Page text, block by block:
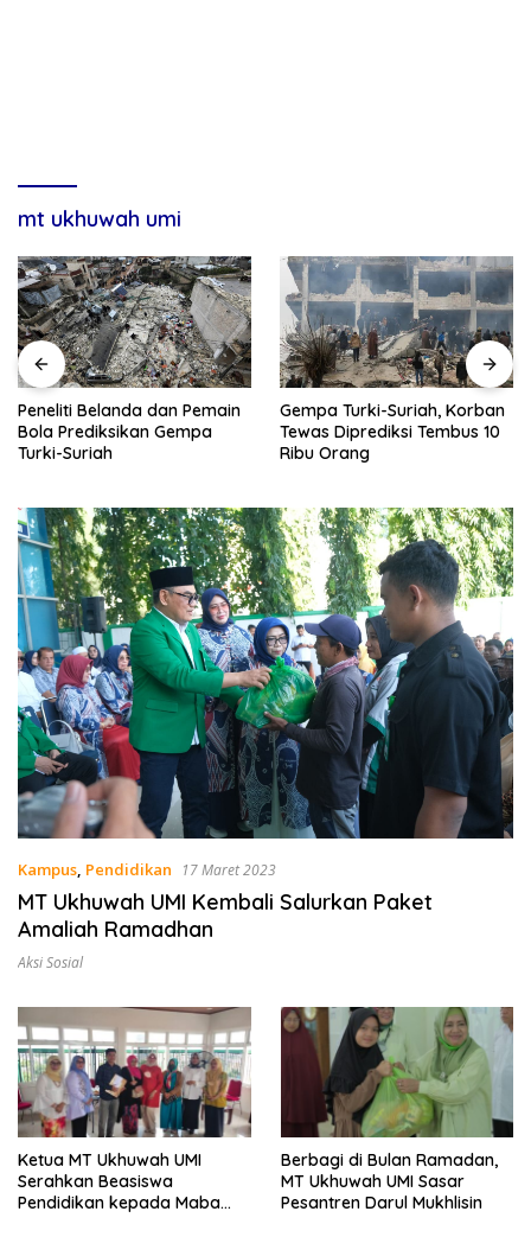
mt ukhuwah umi
Peneliti Belanda dan Pemain
Bola Prediksikan Gempa
Turki-Suriah
Gempa Turki-Suriah, Korban
Tewas Diprediksi Tembus 10
Ribu Orang
Kampus, Pendidikan 17 Maret 2023
MT Ukhuwah UMI Kembali Salurkan Paket
Amaliah Ramadhan
Aksi Sosial
Ketua MT Ukhuwah UMI
Serahkan Beasiswa
Pendidikan kepada Maba
Berbagi di Bulan Ramadan,
MT Ukhuwah UMI Sasar
Pesantren Darul Mukhlisin